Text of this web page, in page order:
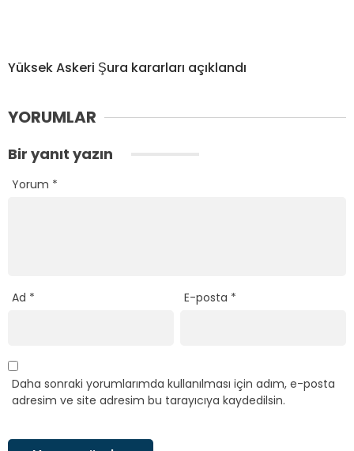
Yüksek Askeri Şura kararları açıklandı
YORUMLAR
Bir yanıt yazın
Yorum *
Ad * E-posta *
Daha sonraki yorumlarımda kullanılması için adım, e-posta
adresim ve site adresim bu tarayıcıya kaydedilsin.